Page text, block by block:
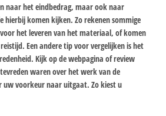
naar het eindbedrag, maar ook naar
hierbij komen kijken. Zo rekenen sommige
het leveren van het materiaal, of komen
Een andere tip voor vergelijken is het
Kijk op de webpagina of review
waren over het werk van de
uw voorkeur naar uitgaat. Zo kiest u